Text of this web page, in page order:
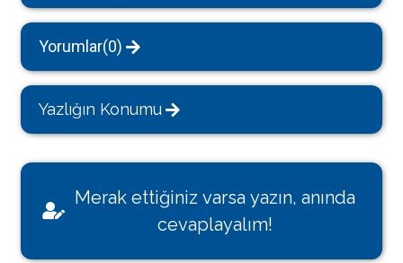
Yorumlar(0)
Yazlığın Konumu
Merak ettiğiniz varsa yazın, anında
cevaplayalım!